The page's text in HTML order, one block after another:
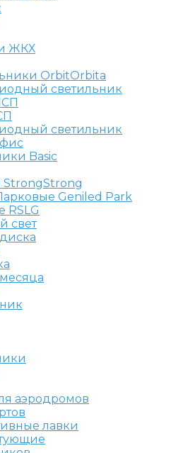
ЖКХ
Orbita
Basic
Strong
Geniled Park
RSLG
свет
аэродромов
лавки